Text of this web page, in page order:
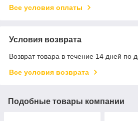
Все условия оплаты
Условия возврата
Возврат товара в течение 14 дней по
Все условия возврата
Подобные товары компании